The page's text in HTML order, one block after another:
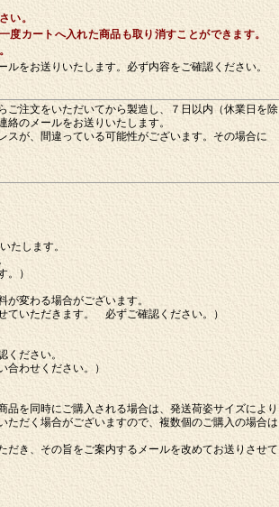
い。
カートへ入れた商品も取り消すことができます。
をお送りいたします。必ず内容をご確認ください。
ご注文をいただいてから製造し、７日以内（休業日を除
絡のメールをお送りいたします。
が、間違っている可能性がございます。その場合に
たします。
）
が変わる場合がございます。
ていただきます。 必ずご確認ください。）
ください。
合わせください。）
を同時にご購入される場合は、発送荷姿サイズにより
だく場合がございますので、複数個のご購入の場合は
き、その旨をご案内するメールを改めてお送りさせて